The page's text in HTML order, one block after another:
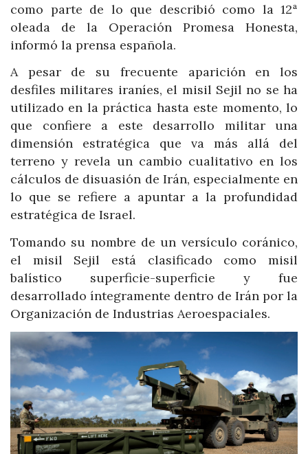
como parte de lo que describió como la 12ª
oleada de la Operación Promesa Honesta,
informó la prensa española.
A pesar de su frecuente aparición en los
desfiles militares iraníes, el misil Sejil no se ha
utilizado en la práctica hasta este momento, lo
que confiere a este desarrollo militar una
dimensión estratégica que va más allá del
terreno y revela un cambio cualitativo en los
cálculos de disuasión de Irán, especialmente en
lo que se refiere a apuntar a la profundidad
estratégica de Israel.
Tomando su nombre de un versículo coránico,
el misil Sejil está clasificado como misil
balístico superficie-superficie y fue
desarrollado íntegramente dentro de Irán por la
Organización de Industrias Aeroespaciales.